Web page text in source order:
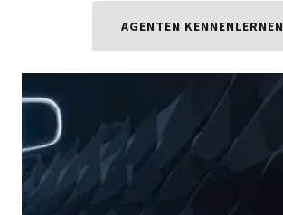
AGENTEN KENNENLERNEN